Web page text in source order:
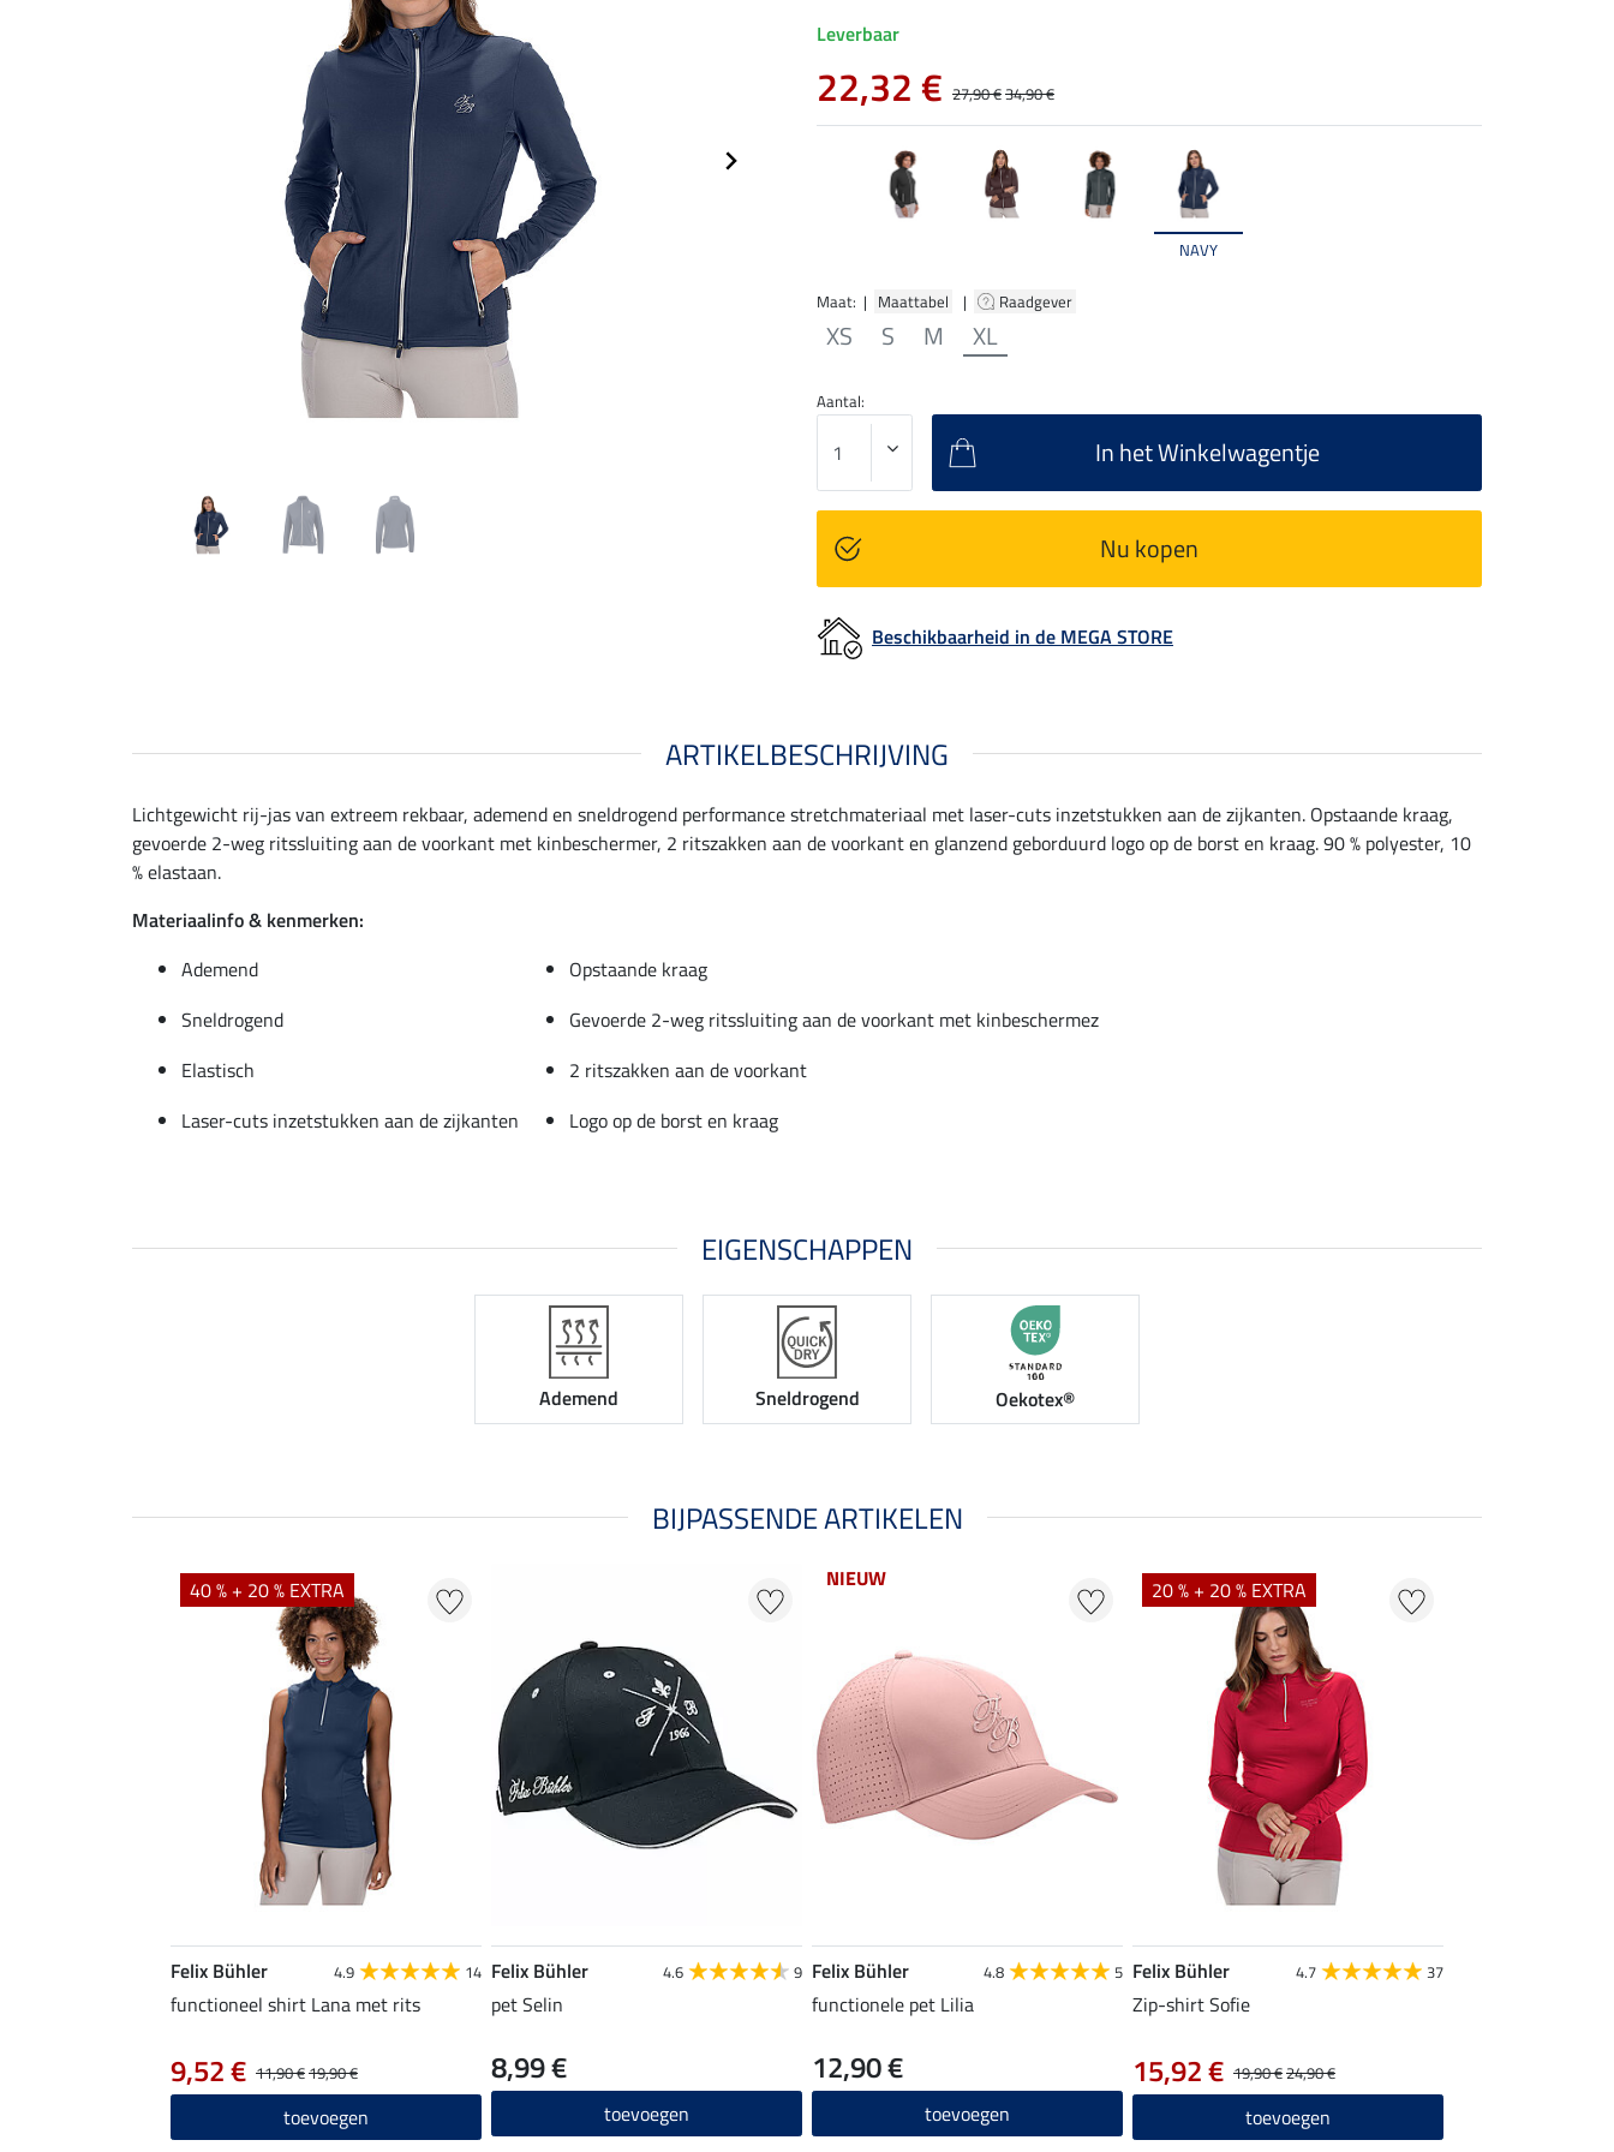
NAVY
Maat: | Maattabel | Raadgever
XS S M XL
Leverbaar
22,32 € 27,90 €34,90 €
Aantal:
In het Winkelwagentje
Nu kopen
Beschikbaarheid in de MEGA STORE
ARTIKELBESCHRIJVING
Lichtgewicht rij-jas van extreem rekbaar, ademend en sneldrogend performance stretchmateriaal met laser-cuts inzetstukken aan de zijkanten. Opstaande kraag,
gevoerde 2-weg ritssluiting aan de voorkant met kinbeschermer, 2 ritszakken aan de voorkant en glanzend geborduurd logo op de borst en kraag. 90 % polyester, 10
% elastaan.
Materiaalinfo & kenmerken:
Ademend
Opstaande kraag
Sneldrogend
Gevoerde 2-weg ritssluiting aan de voorkant met kinbeschermez
Elastisch
2 ritszakken aan de voorkant
Laser-cuts inzetstukken aan de zijkanten
Logo op de borst en kraag
EIGENSCHAPPEN
Ademend Sneldrogend Oekotex®
BIJPASSENDE ARTIKELEN
40 % + 20 % EXTRA
Felix Bühler 4.9 14
functioneel shirt Lana met rits
11,90 €19,90 €
9,52 €
toevoegen
Felix Bühler 4.6 9
pet Selin
8,99 €
toevoegen
NIEUW
Felix Bühler 4.8 5
functionele pet Lilia
12,90 €
toevoegen
20 % + 20 % EXTRA
Felix Bühler 4.7 37
Zip-shirt Sofie
19,90 €24,90 €
15,92 €
toevoegen